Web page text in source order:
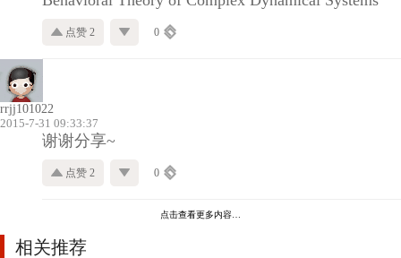
点赞 2 0
rrjj101022
2015-7-31 09:33:37
谢谢分享~
点赞 2 0
点击查看更多内容…
相关推荐